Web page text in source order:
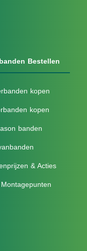
Bestellen
kopen
kopen
banden
& Acties